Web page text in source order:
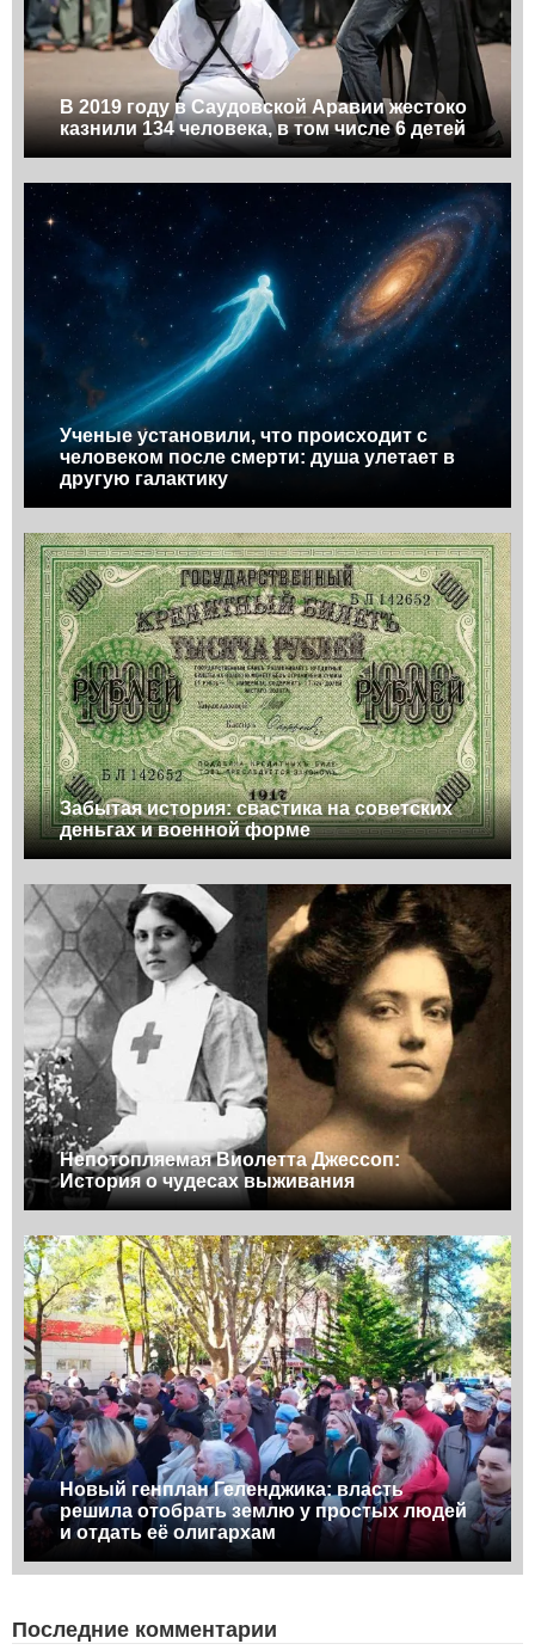
В 2019 году в Саудовской Аравии жестоко
казнили 134 человека, в том числе 6 детей
Ученые установили, что происходит с
человеком после смерти: душа улетает в
другую галактику
Забытая история: свастика на советских
деньгах и военной форме
Непотопляемая Виолетта Джессоп:
История о чудесах выживания
Новый генплан Геленджика: власть
решила отобрать землю у простых людей
и отдать её олигархам
Последние комментарии